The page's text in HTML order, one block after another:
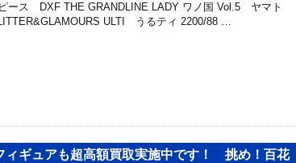
ース DXF THE GRANDLINE LADY ワノ国 Vol.5 ヤマト
ULTI うるティ 2200/88 …
ィギュアも超高額買取実施中です！ 挑め！百花